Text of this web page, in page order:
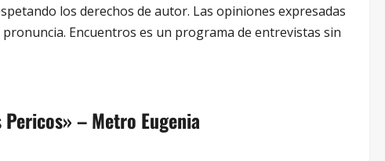
los derechos de autor. Las opiniones expresadas
Encuentros es un programa de entrevistas sin
– Metro Eugenia